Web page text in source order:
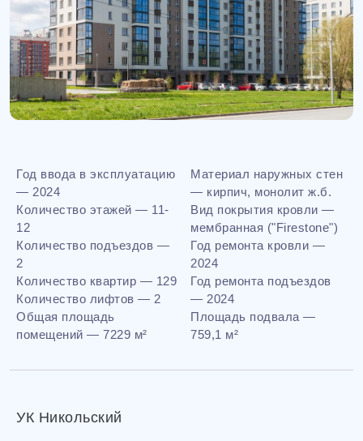
Год ввода в эксплуатацию
— 2024
Количество этажей — 11-
12
Количество подъездов —
2
Количество квартир — 129
Количество лифтов — 2
Общая площадь
помещений — 7229 м²
Материал наружных стен
— кирпич, монолит ж.б.
Вид покрытия кровли —
мембранная ("Firestone")
Год ремонта кровли —
2024
Год ремонта подъездов
— 2024
Площадь подвала —
759,1 м²
УК Никольский